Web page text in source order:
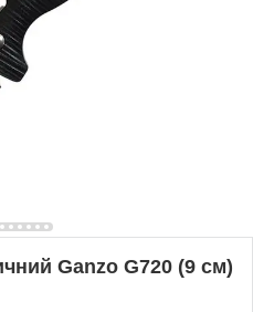
Ganzo G720 (9 см)